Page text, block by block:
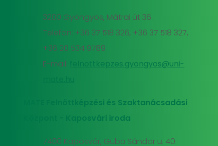
3200 Gyöngyös, Mátrai út 36.
Telefon: +36 37 518 326, +36 37 518 327,
+36 20 534 9789
E-mail:
felnottkepzes.gyongyos@uni-
MATE Felnőttképzési és Szaktanácsadási
Központ - Kaposvári iroda
7400 Kaposvár, Guba Sándor u. 40.